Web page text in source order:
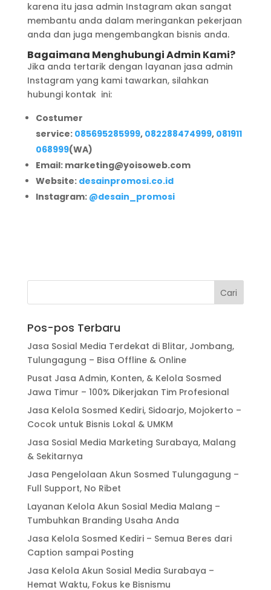
karena itu jasa admin Instagram akan sangat
membantu anda dalam meringankan pekerjaan
anda dan juga mengembangkan bisnis anda.
Bagaimana Menghubungi Admin Kami?
Jika anda tertarik dengan layanan jasa admin
Instagram yang kami tawarkan, silahkan
hubungi kontak ini:
Costumer
service: 085695285999, 082288474999, 081911
068999(WA)
Email: marketing@yoisoweb.com
Website: desainpromosi.co.id
Instagram: @desain_promosi
Pos-pos Terbaru
Jasa Sosial Media Terdekat di Blitar, Jombang,
Tulungagung – Bisa Offline & Online
Pusat Jasa Admin, Konten, & Kelola Sosmed
Jawa Timur – 100% Dikerjakan Tim Profesional
Jasa Kelola Sosmed Kediri, Sidoarjo, Mojokerto –
Cocok untuk Bisnis Lokal & UMKM
Jasa Sosial Media Marketing Surabaya, Malang
& Sekitarnya
Jasa Pengelolaan Akun Sosmed Tulungagung –
Full Support, No Ribet
Layanan Kelola Akun Sosial Media Malang –
Tumbuhkan Branding Usaha Anda
Jasa Kelola Sosmed Kediri – Semua Beres dari
Caption sampai Posting
Jasa Kelola Akun Sosial Media Surabaya –
Hemat Waktu, Fokus ke Bisnismu